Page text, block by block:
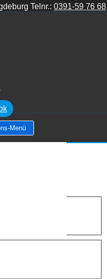
Telnr.:0391-59 76 68
Menü